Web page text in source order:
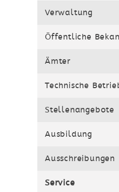
Verwaltung
Öffentliche
Ämter
Technische
Stellenangebote
Ausbildung
Ausschreibungen
Service